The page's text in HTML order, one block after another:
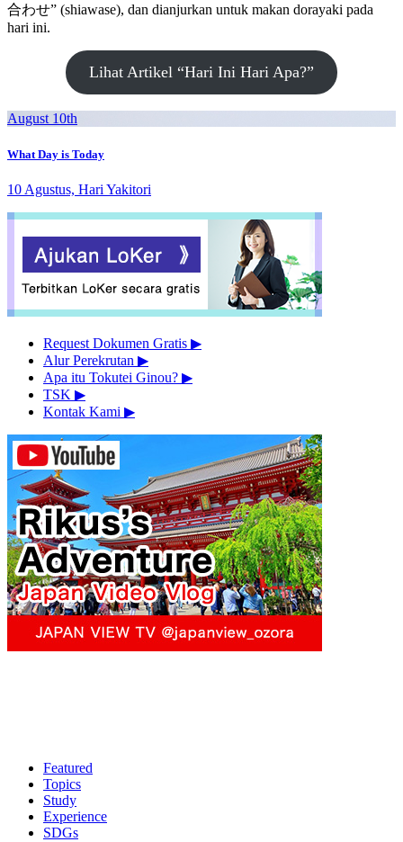
合わせ” (shiawase), dan dianjurkan untuk makan dorayaki pada
hari ini.
Lihat Artikel “Hari Ini Hari Apa?”
August 10th
What Day is Today
10 Agustus, Hari Yakitori
Request Dokumen Gratis ▶︎
Alur Perekrutan ▶︎
Apa itu Tokutei Ginou? ▶︎
TSK ▶︎
Kontak Kami ▶︎
Featured
Topics
Study
Experience
SDGs